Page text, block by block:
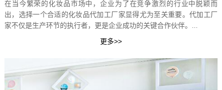
在当今繁荣的化妆品市场中，企业为了在竞争激烈的行业中脱颖而
出，选择一个合适的化妆品代加工厂家显得尤为至关重要。代加工厂
家不仅是生产环节的执行者，更是企业成功的关键合作伙伴。...